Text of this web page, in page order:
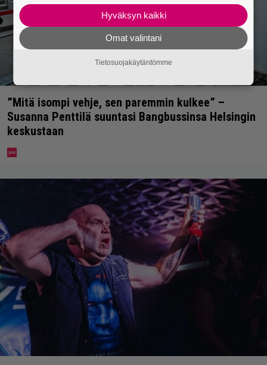
”Mitä isompi vehje, sen paremmin kulkee” –
Susanna Penttilä suuntasi Bangbussinsa Helsingin
keskustaan
Hyväksyn kaikki
Omat valintani
Tietosuojakäytäntömme